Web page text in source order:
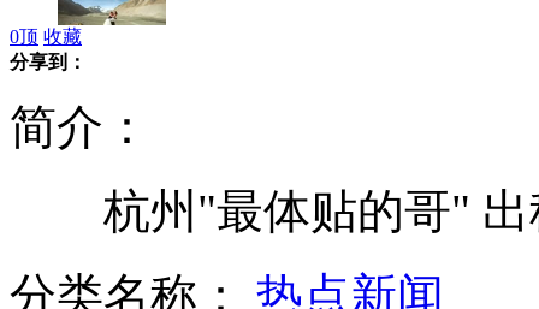
赵薇新片超支自己补
0顶 收藏
分享到：
简介：
杭州"最体贴的哥" 出
分类名称： 热点新闻